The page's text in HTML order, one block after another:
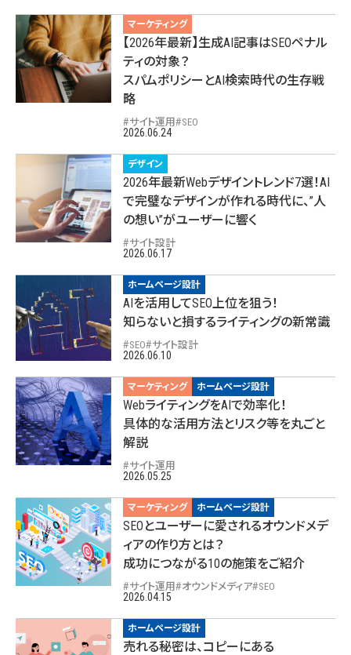
マーケティング
【2026年最新】生成AI記事はSEOペナル
ティの対象？
スパムポリシーとAI検索時代の生存戦
略
サイト運用 SEO
2026.06.24
デザイン
2026年最新Webデザイントレンド7選！AI
で完璧なデザインが作れる時代に、”人
の想い”がユーザーに響く
サイト設計
2026.06.17
ホームページ設計
AIを活用してSEO上位を狙う！
知らないと損するライティングの新常識
SEO サイト設計
2026.06.10
マーケティング ホームページ設計
WebライティングをAIで効率化！
具体的な活用方法とリスク等を丸ごと
解説
サイト運用
2026.05.25
マーケティング ホームページ設計
SEOとユーザーに愛されるオウンドメデ
ィアの作り方とは？
成功につながる10の施策をご紹介
サイト運用 オウンドメディア SEO
2026.04.15
ホームページ設計
売れる秘密は、コピーにある